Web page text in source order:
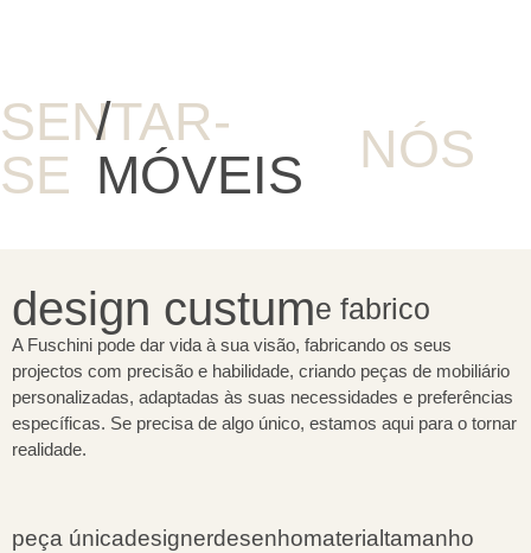
SENTAR-
SE
/
MÓVEIS
NÓS
design custume fabrico
A Fuschini pode dar vida à sua visão, fabricando os seus
projectos com precisão e habilidade, criando peças de mobiliário
personalizadas, adaptadas às suas necessidades e preferências
específicas. Se precisa de algo único, estamos aqui para o tornar
realidade.
peça únicadesignerdesenhomaterialtamanho